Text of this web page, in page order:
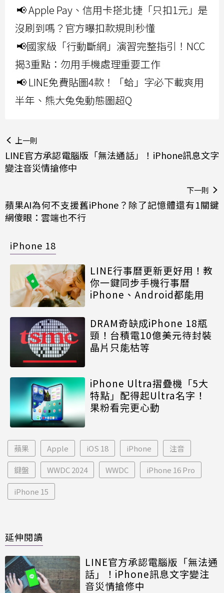
📢 Apple Pay、信用卡搭北捷「只扣1元」是
沒刷到嗎？官方曝扣款規則秒懂
📢國家級「行動斷網」演習完整指引！NCC
揭3重點：勿用手機處理重要工作
📢 LINE免費貼圖4款！「蛤」字必下載爽用
半年、熊大兔兔動態圖超Q
上一則
LINE官方承認電腦版「無法通話」！iPhone訊息文字
變注音災情搶修中
下一則
蘋果AI為何不支援舊iPhone？除了記憶體還有1關鍵
網傻眼：雲端也不行
iPhone 18
LINE行事曆更新更好用！教
你一鍵同步手機行事曆
iPhone、Android都能用
DRAM奇缺成iPhone 18瓶
頸！台積電10億美元待封裝
晶片只能枯等
iPhone Ultra摺疊機「5大
特點」配得起Ultra名字！
果粉看完更心動
蘋果 Apple iOS 18 iPhone 注音
鍵盤 WWDC 2024 WWDC iPhone 16 Pro
iPhone 15
延伸閱讀
LINE官方承認電腦版「無法通
話」！iPhone訊息文字變注
音災情搶修中